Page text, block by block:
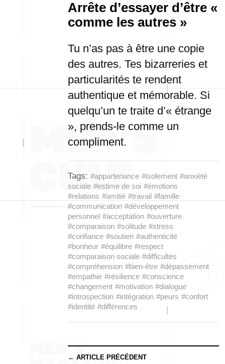
Arrête d’essayer d’être «
comme les autres »
Tu n’as pas à être une copie
des autres. Tes bizarreries et
particularités te rendent
authentique et mémorable. Si
quelqu’un te traite d’« étrange
», prends-le comme un
compliment.
Tags: #appartenance #isolement #anxiété
sociale #estime de soi #émotions
#relations #amitié #travail #famille
#communication #développement
personnel #acceptation #ouverture
#comparaison #solitude #stress
#confiance #soutien #authenticité
#bonheur #équilibre #respect
#comparaison sociale #difficultés
#compréhension #bien-être #dépassement
#empathie #résilience #conscience
#changement #motivation #dialogue
#introspection #intégration #peurs #confort
#identité #différences
← ARTICLE PRÉCÉDENT